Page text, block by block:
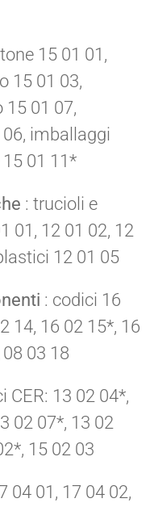
15 01 01,
15 01 03,
15 01 07,
imballaggi
01 11*
: trucioli e
01, 12 01 02, 12
12 01 05
: codici 16
14, 16 02 15*, 16
03 18
CER: 13 02 04*,
02 07*, 13 02
15 02 03
04 01, 17 04 02,